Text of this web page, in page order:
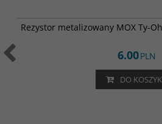
Rezystor metalizowany MOX Ty-
6.00PLN
DO